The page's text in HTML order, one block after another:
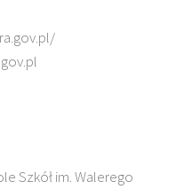
Szkół im. Walerego